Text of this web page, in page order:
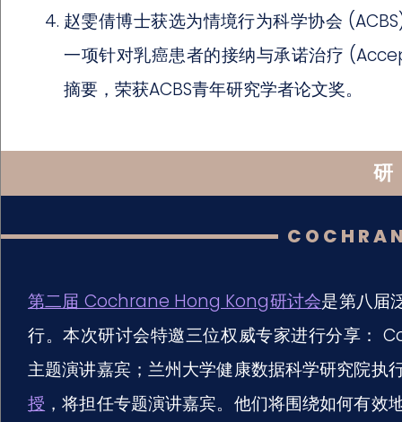
赵雯倩博士获选为情境行为科学协会
一项针对乳癌患者的接纳与承诺治疗
摘要，荣获ACBS青年研究学者论文奖。
第二届 Cochrane Hong Kong研讨会是第八届
行。本次研讨会特邀三位权威专家进行分享：
主题演讲嘉宾；兰州大学健康数据科学研究院执
授 ，将担任专题演讲嘉宾。他们将围绕如何有